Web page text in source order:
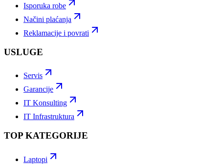
Isporuka robe
Načini plaćanja
Reklamacije i povrati
USLUGE
Servis
Garancije
IT Konsulting
IT Infrastruktura
TOP KATEGORIJE
Laptopi